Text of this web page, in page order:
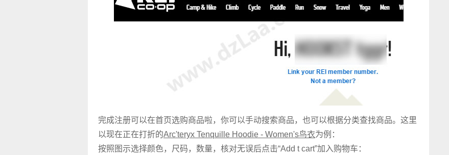
完成注册可以在首页选购商品啦，你可以手动搜索商品，也可以根据分类查找商品。这里
以现在正在打折的Arc'teryx Tenquille Hoodie - Women's鸟衣为例：
按照图示选择颜色，尺码，数量，核对无误后点击“Add t cart”加入购物车：